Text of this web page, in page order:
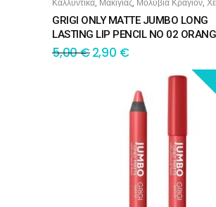
ΠΡΟΣΘΉΚΗ ΣΤΟ ΚΑΛΆΘΙ
Καλλυντικά, Μακιγιάζ, Μολύβια Κράγιον,
GRIGI ONLY MATTE JUMBO LONG
LASTING LIP PENCIL NO 02
5,00€2,90 €